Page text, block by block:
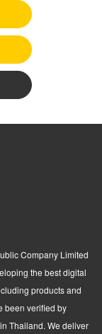
Company Limited
the best digital
products and
been verified by
Thailand. We deliver